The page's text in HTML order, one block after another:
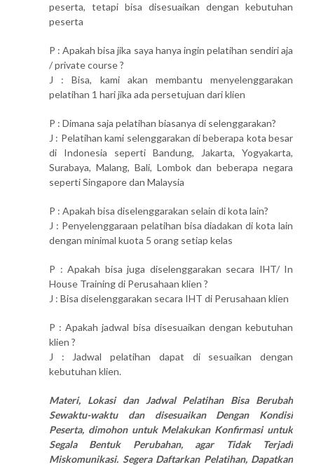
peserta, tetapi bisa disesuaikan dengan kebutuhan
peserta
P : Apakah bisa jika saya hanya ingin pelatihan sendiri aja
/ private course ?
J : Bisa, kami akan membantu menyelenggarakan
pelatihan 1 hari jika ada persetujuan dari klien
P : Dimana saja pelatihan biasanya di selenggarakan?
J : Pelatihan kami selenggarakan di beberapa kota besar
di Indonesia seperti Bandung, Jakarta, Yogyakarta,
Surabaya, Malang, Bali, Lombok dan beberapa negara
seperti Singapore dan Malaysia
P : Apakah bisa diselenggarakan selain di kota lain?
J : Penyelenggaraan pelatihan bisa diadakan di kota lain
dengan minimal kuota 5 orang setiap kelas
P : Apakah bisa juga diselenggarakan secara IHT/ In
House Training di Perusahaan klien ?
J : Bisa diselenggarakan secara IHT di Perusahaan klien
P : Apakah jadwal bisa disesuaikan dengan kebutuhan
klien ?
J : Jadwal pelatihan dapat di sesuaikan dengan
kebutuhan klien.
Materi, Lokasi dan Jadwal Pelatihan Bisa Berubah
Sewaktu-waktu dan disesuaikan Dengan Kondisi
Peserta, dimohon untuk Melakukan Konfirmasi untuk
Segala Bentuk Perubahan, agar Tidak Terjadi
Miskomunikasi. Segera Daftarkan Pelatihan, Dapatkan